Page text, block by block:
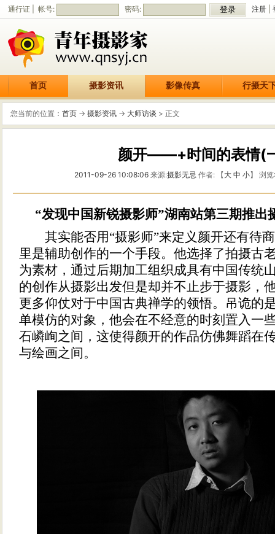
通行证 | 帐号: 密码: 注册
首页 摄影资讯 影像传真 行摄天
您当前的位置： 首页 -> 摄影资讯 -> 大师访谈 > 正文
颜开——+时间的表情(
2011-09-26 10:08:06 来源:摄影无忌 作者: 【大 中 小】 浏览:
“发现中国新锐摄影师”湖南站第三期推出
其实能否用“摄影师”来定义颜开还有待
里是辅助创作的一个手段。他选择了拍摄古
为素材，通过后期加工组织成具有中国传统
的创作从摄影出发但是却并不止步于摄影，
更多仰仗对于中国古典禅学的领悟。吊诡的
单模仿的对象，他会在不经意的时刻置入一
石嶙峋之间，这使得颜开的作品仿佛舞蹈在
与绘画之间。